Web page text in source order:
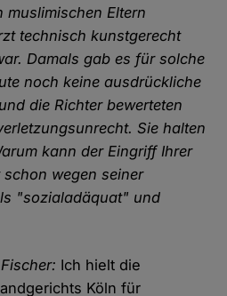
muslimischen Eltern
technisch kunstgerecht
Damals gab es für solche
noch keine ausdrückliche
die Richter bewerteten
Sie halten
kann der Eingriff Ihrer
wegen seiner
"sozialadäquat" und
Ich hielt die
Köln für